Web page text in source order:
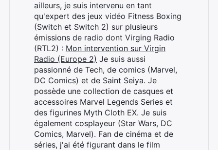
ailleurs, je suis intervenu en tant
qu'expert des jeux vidéo Fitness Boxing
(Switch et Switch 2) sur plusieurs
émissions de radio dont Virging Radio
(RTL2) : Mon intervention sur Virgin
Radio (Europe 2) Je suis aussi
passionné de Tech, de comics (Marvel,
DC Comics) et de Saint Seiya. Je
possède une collection de casques et
accessoires Marvel Legends Series et
des figurines Myth Cloth EX. Je suis
également cosplayeur (Star Wars, DC
Comics, Marvel). Fan de cinéma et de
séries, j'ai été figurant dans le film